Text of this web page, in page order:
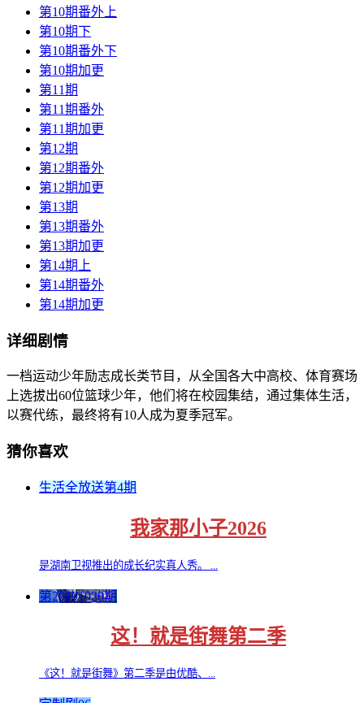
第10期番外上
第10期下
第10期番外下
第10期加更
第11期
第11期番外
第11期加更
第12期
第12期番外
第12期加更
第13期
第13期番外
第13期加更
第14期上
第14期番外
第14期加更
详细剧情
一档运动少年励志成长类节目，从全国各大中高校、体育赛场
上选拔出60位篮球少年，他们将在校园集结，通过集体生活，
以赛代练，最终将有10人成为夏季冠军。
猜你喜欢
生活全放送第4期
我家那小子2026
是湖南卫视推出的成长纪实真人秀。 ...
第20191020期
这！就是街舞第二季
《这！就是街舞》第二季是由优酷、...